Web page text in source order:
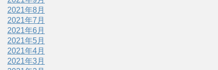
2021年8月
2021年7月
2021年6月
2021年5月
2021年4月
2021年3月